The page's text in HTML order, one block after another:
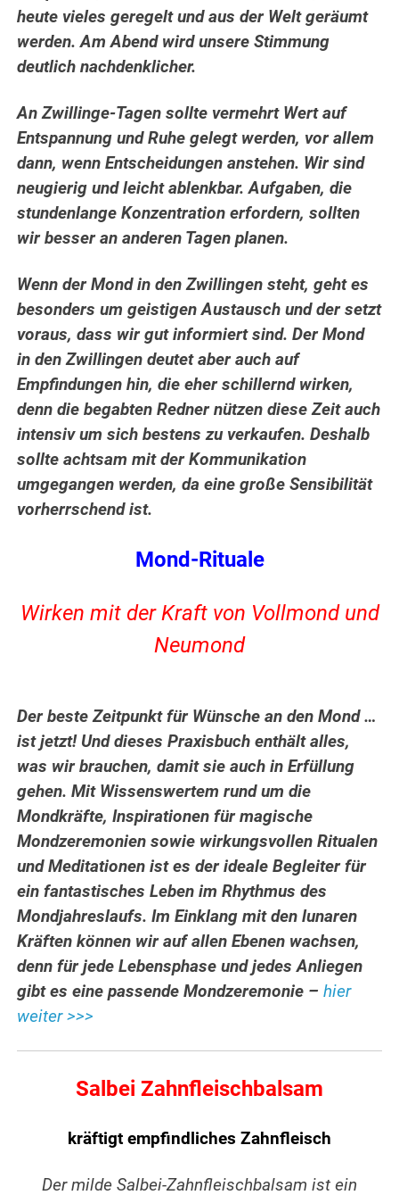
heute vieles geregelt und aus der Welt geräumt
werden.Am Abend wird unsere Stimmung
deutlich nachdenklicher.
An Zwillinge-Tagen sollte vermehrt Wert auf
Entspannung und Ruhe gelegt werden, vor allem
dann, wenn Entscheidungen anstehen. Wir sind
neugierig und leicht ablenkbar. Aufgaben, die
stundenlange Konzentration erfordern, sollten
wir besser an anderen Tagen planen.
Wenn der Mond in den Zwillingen steht, geht es
besonders um geistigen Austausch und der setzt
voraus, dass wir gut informiert sind. Der Mond
in den Zwillingen deutet aber auch auf
Empfindungen hin, die eher schillernd wirken,
denn die begabten Redner nützen diese Zeit auch
intensiv um sich bestens zu verkaufen. Deshalb
sollte achtsam mit der Kommunikation
umgegangen werden, da eine große Sensibilität
vorherrschend ist.
Mond-Rituale
Wirken mit der Kraft von Vollmond und
Neumond
Der beste Zeitpunkt für Wünsche an den Mond …
ist jetzt! Und dieses Praxisbuch enthält alles,
was wir brauchen, damit sie auch in Erfüllung
gehen. Mit Wissenswertem rund um die
Mondkräfte, Inspirationen für magische
Mondzeremonien sowie wirkungsvollen Ritualen
und Meditationen ist es der ideale Begleiter für
ein fantastisches Leben im Rhythmus des
Mondjahreslaufs. Im Einklang mit den lunaren
Kräften können wir auf allen Ebenen wachsen,
denn für jede Lebensphase und jedes Anliegen
gibt es eine passende Mondzeremonie –hier
weiter >>>
Salbei Zahnfleischbalsam
kräftigt empfindliches Zahnfleisch
Der milde Salbei-Zahnfleischbalsam ist ein